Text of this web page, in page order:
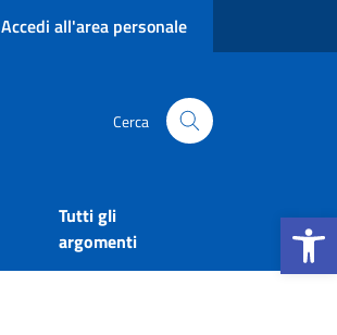
Apri la
Accedi all'area personale
Cerca
Tutti gli
argomenti